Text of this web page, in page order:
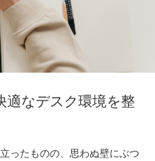
適なデスク環境を整
ったものの、思わぬ壁にぶつ